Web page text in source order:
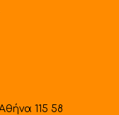
115 58